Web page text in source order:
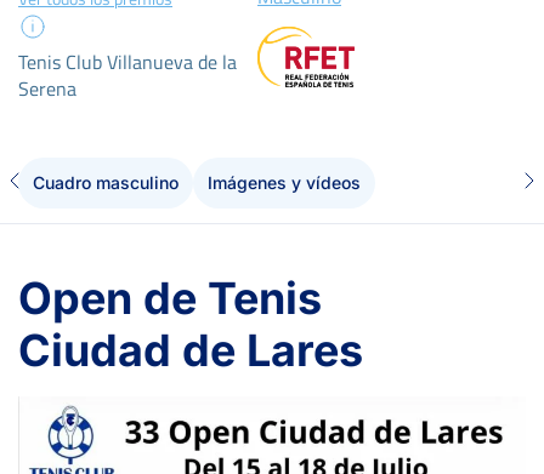
Tenis Club Villanueva de la
Serena
Cuadro masculino Imágenes y vídeos
Open de Tenis
Ciudad de Lares